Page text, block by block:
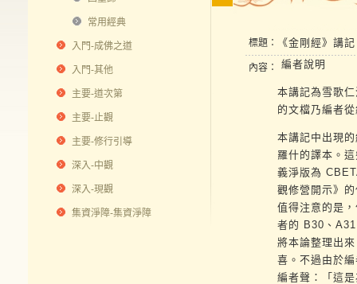
常用經典
入門-成佛之道
入門-其他
主要-道次第
主要-止觀
主要-修行引導
深入-中觀
深入-現觀
集資淨障-集資淨障
標題： 《金剛經》講
內容： 編者說明
本講記為雪歌
的文檔乃編者
本講記中出現
羅什的譯本。
義淨版為
觀修營開示》
值得注意的是
者的 B30、
將本論整理出
喜。不過由於
編者聲：「這